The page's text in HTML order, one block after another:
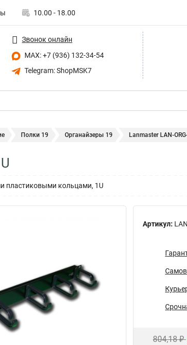
10.00 - 18.00
Звонок онлайн
MAX: +7 (936) 132-34-54
Telegram: ShopMSK7
Полки 19 Органайзеры 19 Lanmaster LAN-
пластиковыми кольцами, 1U
Артикул:
804,18 ₽